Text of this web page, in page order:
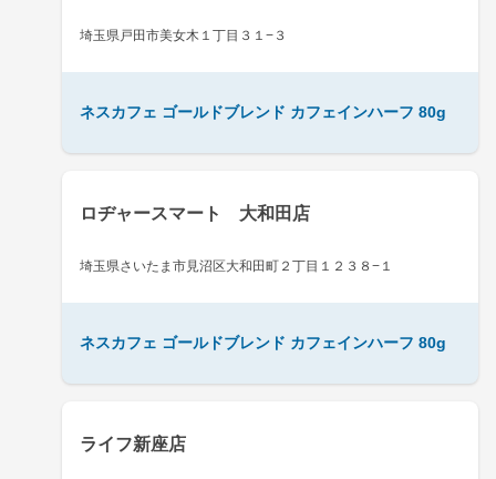
埼玉県戸田市美女木１丁目３１−３
ネスカフェ ゴールドブレンド カフェインハーフ 80g
ロヂャースマート 大和田店
埼玉県さいたま市見沼区大和田町２丁目１２３８−１
ネスカフェ ゴールドブレンド カフェインハーフ 80g
ライフ新座店